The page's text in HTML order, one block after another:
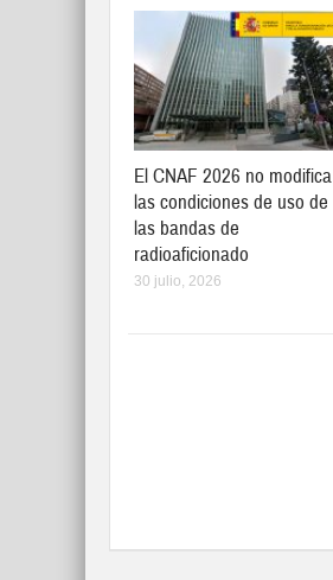
El CNAF 2026 no modifica
las condiciones de uso de
las bandas de
radioaficionado
30 julio, 2026